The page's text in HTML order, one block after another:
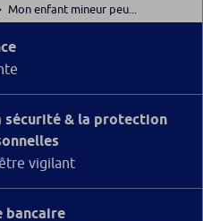
Mon enfant mineur peu...
sécurité & la protection
vigilant
bancaire